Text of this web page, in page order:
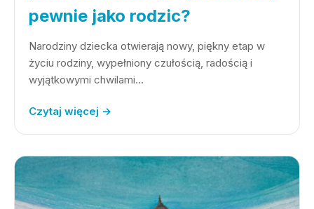
pewnie jako rodzic?
Narodziny dziecka otwierają nowy, piękny etap w
życiu rodziny, wypełniony czułością, radością i
wyjątkowymi chwilami…
Czytaj więcej →